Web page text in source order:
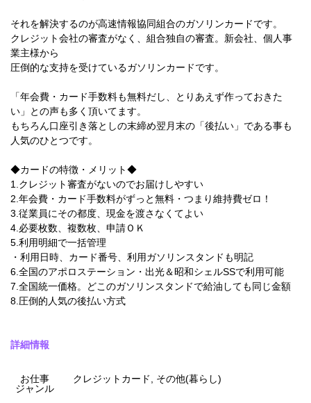
それを解決するのが高速情報協同組合のガソリンカードです。
クレジット会社の審査がなく、組合独自の審査。新会社、個人事
業主様から
圧倒的な支持を受けているガソリンカードです。
「年会費・カード手数料も無料だし、とりあえず作っておきた
い」との声も多く頂いてます。
もちろん口座引き落としの末締め翌月末の「後払い」である事も
人気のひとつです。
◆カードの特徴・メリット◆
1.クレジット審査がないのでお届けしやすい
2.年会費・カード手数料がずっと無料・つまり維持費ゼロ！
3.従業員にその都度、現金を渡さなくてよい
4.必要枚数、複数枚、申請ＯＫ
5.利用明細で一括管理
・利用日時、カード番号、利用ガソリンスタンドも明記
6.全国のアポロステーション・出光＆昭和シェルSSで利用可能
7.全国統一価格。どこのガソリンスタンドで給油しても同じ金額
8.圧倒的人気の後払い方式
詳細情報
お仕事
ジャンル
クレジットカード, その他(暮らし)